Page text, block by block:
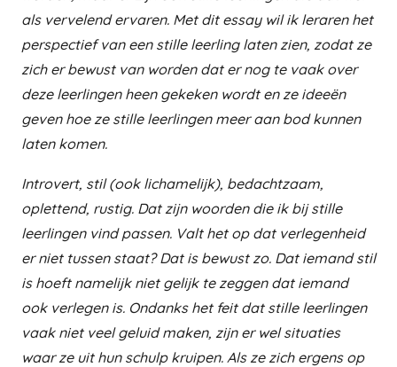
als vervelend ervaren. Met dit essay wil ik leraren het
perspectief van een stille leerling laten zien, zodat ze
zich er bewust van worden dat er nog te vaak over
deze leerlingen heen gekeken wordt en ze ideeën
geven hoe ze stille leerlingen meer aan bod kunnen
laten komen.
Introvert, stil (ook lichamelijk), bedachtzaam,
oplettend, rustig. Dat zijn woorden die ik bij stille
leerlingen vind passen. Valt het op dat verlegenheid
er niet tussen staat? Dat is bewust zo. Dat iemand stil
is hoeft namelijk niet gelijk te zeggen dat iemand
ook verlegen is. Ondanks het feit dat stille leerlingen
vaak niet veel geluid maken, zijn er wel situaties
waar ze uit hun schulp kruipen. Als ze zich ergens op